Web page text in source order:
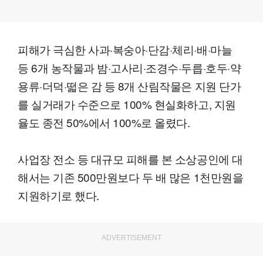
피해가 극심한 사과·복숭아·단감·체리·배·마늘
등 6개 농작물과 밤·고사리·조경수·두릅·호두·약
용류·더덕·떫은 감 등 8개 산림작물은 지원 단가
를 실거래가 수준으로 100% 현실화하고, 지원
율도 종전 50%에서 100%로 올렸다.
사업장 전소 등 대규모 피해를 본 소상공인에 대
해서는 기존 500만원보다 두 배 많은 1천만원을
지원하기로 했다.
ADVERTISEMENT